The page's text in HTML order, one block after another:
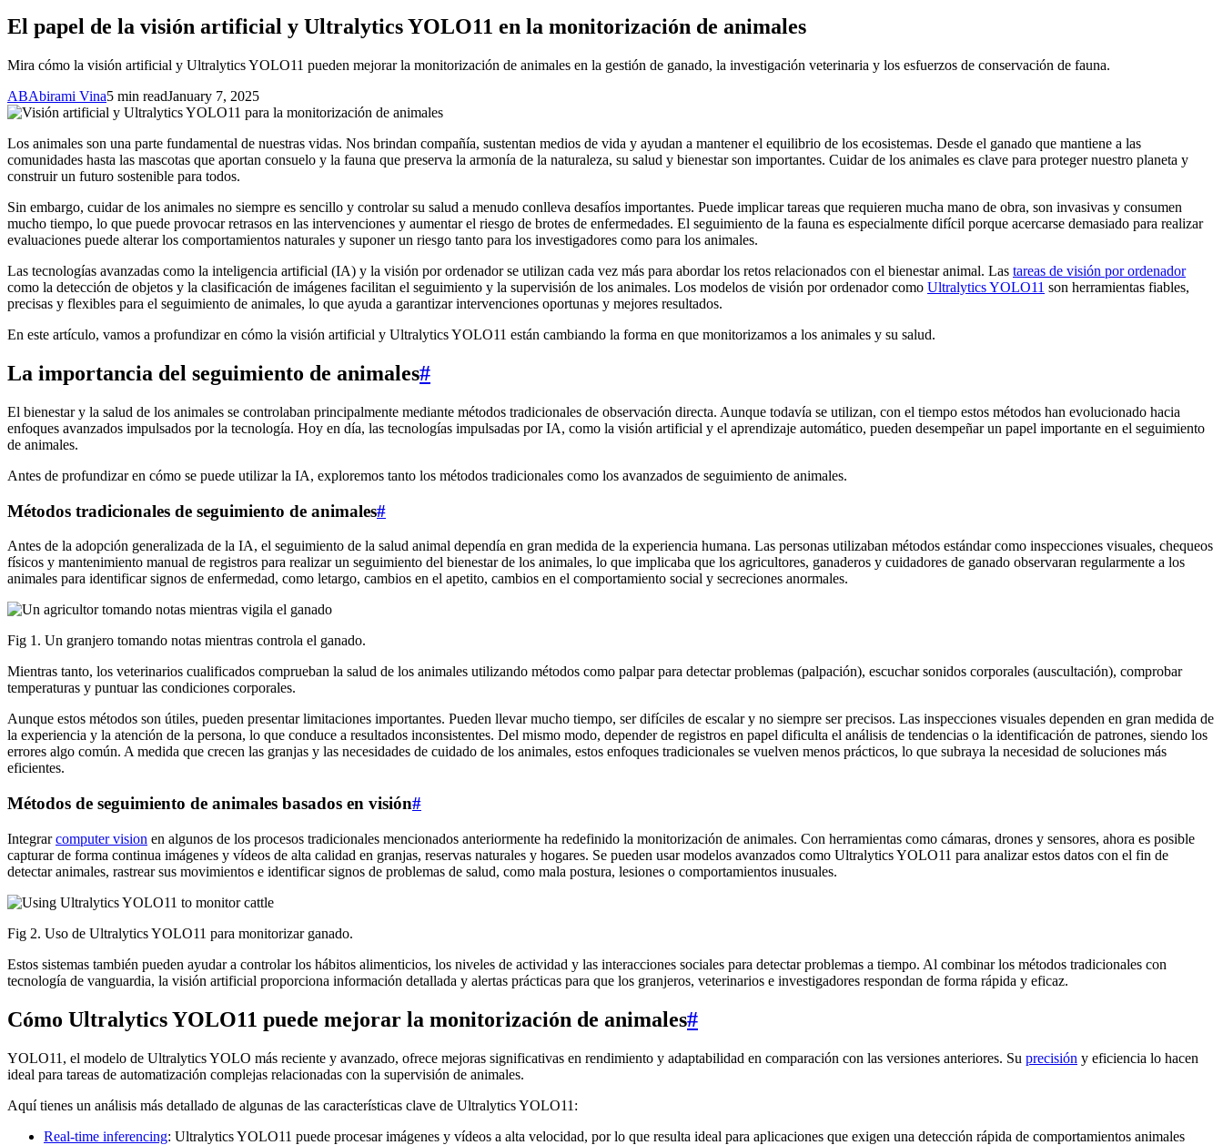
El papel de la visión artificial y Ultralytics YOLO11 en la monitorización de animales
Mira cómo la visión artificial y Ultralytics YOLO11 pueden mejorar la monitorización de animales en la gestión de ganado, la investigación veterinaria y los esfuerzos de conservación de fauna.
ABAbirami Vina5 min readJanuary 7, 2025
Los animales son una parte fundamental de nuestras vidas. Nos brindan compañía, sustentan medios de vida y ayudan a mantener el equilibrio de los ecosistemas. Desde el ganado que mantiene a las
comunidades hasta las mascotas que aportan consuelo y la fauna que preserva la armonía de la naturaleza, su salud y bienestar son importantes. Cuidar de los animales es clave para proteger nuestro planeta y
construir un futuro sostenible para todos.
Sin embargo, cuidar de los animales no siempre es sencillo y controlar su salud a menudo conlleva desafíos importantes. Puede implicar tareas que requieren mucha mano de obra, son invasivas y consumen
mucho tiempo, lo que puede provocar retrasos en las intervenciones y aumentar el riesgo de brotes de enfermedades. El seguimiento de la fauna es especialmente difícil porque acercarse demasiado para realizar
evaluaciones puede alterar los comportamientos naturales y suponer un riesgo tanto para los investigadores como para los animales.
Las tecnologías avanzadas como la inteligencia artificial (IA) y la visión por ordenador se utilizan cada vez más para abordar los retos relacionados con el bienestar animal. Las tareas de visión por ordenador
como la detección de objetos y la clasificación de imágenes facilitan el seguimiento y la supervisión de los animales. Los modelos de visión por ordenador como Ultralytics YOLO11 son herramientas fiables,
precisas y flexibles para el seguimiento de animales, lo que ayuda a garantizar intervenciones oportunas y mejores resultados.
En este artículo, vamos a profundizar en cómo la visión artificial y Ultralytics YOLO11 están cambiando la forma en que monitorizamos a los animales y su salud.
La importancia del seguimiento de animales#
El bienestar y la salud de los animales se controlaban principalmente mediante métodos tradicionales de observación directa. Aunque todavía se utilizan, con el tiempo estos métodos han evolucionado hacia
enfoques avanzados impulsados por la tecnología. Hoy en día, las tecnologías impulsadas por IA, como la visión artificial y el aprendizaje automático, pueden desempeñar un papel importante en el seguimiento
de animales.
Antes de profundizar en cómo se puede utilizar la IA, exploremos tanto los métodos tradicionales como los avanzados de seguimiento de animales.
Métodos tradicionales de seguimiento de animales#
Antes de la adopción generalizada de la IA, el seguimiento de la salud animal dependía en gran medida de la experiencia humana. Las personas utilizaban métodos estándar como inspecciones visuales, chequeos
físicos y mantenimiento manual de registros para realizar un seguimiento del bienestar de los animales, lo que implicaba que los agricultores, ganaderos y cuidadores de ganado observaran regularmente a los
animales para identificar signos de enfermedad, como letargo, cambios en el apetito, cambios en el comportamiento social y secreciones anormales.
Fig 1. Un granjero tomando notas mientras controla el ganado.
Mientras tanto, los veterinarios cualificados comprueban la salud de los animales utilizando métodos como palpar para detectar problemas (palpación), escuchar sonidos corporales (auscultación), comprobar
temperaturas y puntuar las condiciones corporales.
Aunque estos métodos son útiles, pueden presentar limitaciones importantes. Pueden llevar mucho tiempo, ser difíciles de escalar y no siempre ser precisos. Las inspecciones visuales dependen en gran medida de
la experiencia y la atención de la persona, lo que conduce a resultados inconsistentes. Del mismo modo, depender de registros en papel dificulta el análisis de tendencias o la identificación de patrones, siendo los
errores algo común. A medida que crecen las granjas y las necesidades de cuidado de los animales, estos enfoques tradicionales se vuelven menos prácticos, lo que subraya la necesidad de soluciones más
eficientes.
Métodos de seguimiento de animales basados en visión#
Integrarcomputer vision en algunos de los procesos tradicionales mencionados anteriormente ha redefinido la monitorización de animales. Con herramientas como cámaras, drones y sensores, ahora es posible
capturar de forma continua imágenes y vídeos de alta calidad en granjas, reservas naturales y hogares. Se pueden usar modelos avanzados como Ultralytics YOLO11 para analizar estos datos con el fin de
detectar animales, rastrear sus movimientos e identificar signos de problemas de salud, como mala postura, lesiones o comportamientos inusuales.
Fig 2. Uso de Ultralytics YOLO11 para monitorizar ganado.
Estos sistemas también pueden ayudar a controlar los hábitos alimenticios, los niveles de actividad y las interacciones sociales para detectar problemas a tiempo. Al combinar los métodos tradicionales con
tecnología de vanguardia, la visión artificial proporciona información detallada y alertas prácticas para que los granjeros, veterinarios e investigadores respondan de forma rápida y eficaz.
Cómo Ultralytics YOLO11 puede mejorar la monitorización de animales#
YOLO11, el modelo de Ultralytics YOLO más reciente y avanzado, ofrece mejoras significativas en rendimiento y adaptabilidad en comparación con las versiones anteriores. Su precisión y eficiencia lo hacen
ideal para tareas de automatización complejas relacionadas con la supervisión de animales.
Aquí tienes un análisis más detallado de algunas de las características clave de Ultralytics YOLO11:
Real-time inferencing: Ultralytics YOLO11 puede procesar imágenes y vídeos a alta velocidad, por lo que resulta ideal para aplicaciones que exigen una detección rápida de comportamientos animales